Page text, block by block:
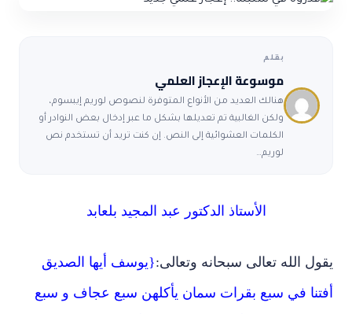
موسوعة الإعجاز العلمي
هنالك العديد من الأنواع المتوفرة لنصوص لوريم إيبسوم،
ولكن الغالبية تم تعديلها بشكل ما عبر إدخال بعض النوادر أو
الكلمات العشوائية إلى النص. إن كنت تريد أن تستخدم نص
الأستاذ الدكتور عبد المجيد بلعابد
الله تعالى سبحانه وتعالى:{يوسف أيها الصديق
في سبع بقرات سمان يأكلهن سبع عجاف و سبع